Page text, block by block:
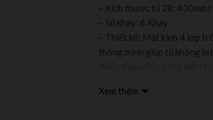
– Kích thước tủ 28: 430mm
– Số khay: 6 Khay.
– Thiết kế: Mặt kính 4 lớp
thông minh giúp tủ không
– Việc sử dụng ship bán
Xem thêm